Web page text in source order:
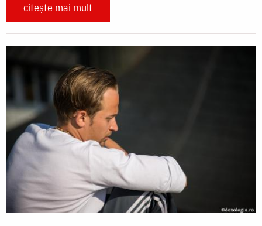
citește mai mult